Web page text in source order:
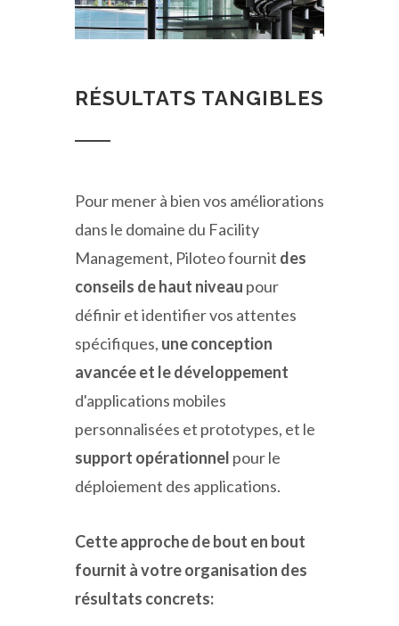
RÉSULTATS TANGIBLES
Pour mener à bien vos améliorations
dans le domaine du Facility
Management, Piloteo fournit des
conseils de haut niveau pour
définir et identifier vos attentes
spécifiques, une conception
avancée et le développement
d'applications mobiles
personnalisées et prototypes, et le
support opérationnel pour le
déploiement des applications.
Cette approche de bout en bout
fournit à votre organisation des
résultats concrets: